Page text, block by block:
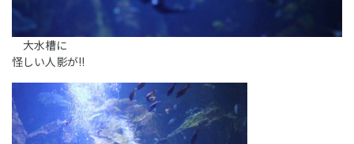
大水槽に
怪しい人影が!!